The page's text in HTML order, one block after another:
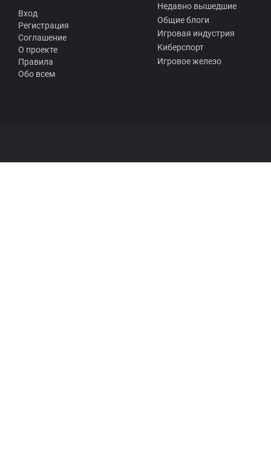
Вход
Регистрация
Соглашение
О проекте
Правила
Обо всем
Недавно вышедшие
Общие блоги
Игровая индустрия
Киберспорт
Игровое железо